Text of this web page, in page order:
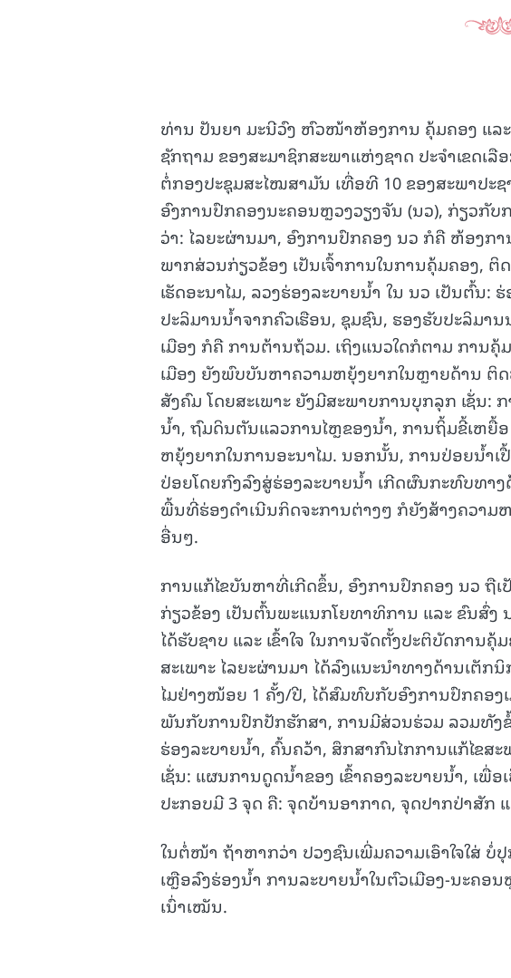
ທ່ານ ປັນຍາ ມະນີວົງ ຫົວໜ້າຫ້ອງການ ຄຸ້ມຄອງ ແລະ
ຊັກຖາມ ຂອງສະມາຊິກສະພາແຫ່ງຊາດ ປະຈຳເຂດເ
ຕໍ່ກອງປະຊຸມສະໄໝສາມັນ ເທື່ອທີ 10 ຂອງສະພາປ
ອົງການປົກຄອງນະຄອນຫຼວງວຽງຈັນ (ນວ), ກ່ຽວກັບ
ວ່າ: ໄລຍະຜ່ານມາ, ອົງການປົກຄອງ ນວ ກໍຄື ຫ້ອງກ
ພາກສ່ວນກ່ຽວຂ້ອງ ເປັນເຈົ້າການໃນການຄຸ້ມຄອງ,
ເຮັດອະນາໄມ, ລວງຮ່ອງລະບາຍນໍ້າ ໃນ ນວ ເປັນຕົ້ນ:
ປະລິມານນໍ້າຈາກຄົວເຮືອນ, ຊຸມຊົນ, ຮອງຮັບປະລິມ
ເມືອງ ກໍຄື ການຕ້ານຖ້ວມ. ເຖິງແນວໃດກໍຕາມ ການ
ເມືອງ ຍັງພົບບັນຫາຄວາມຫຍຸ້ງຍາກໃນຫຼາຍດ້ານ
ສັງຄົມ ໂດຍສະເພາະ ຍັງມີສະພາບການບຸກລຸກ ເຊັ່ນ:
ນໍ້າ, ຖົມດິນຕັນແລວການໄຫຼຂອງນໍ້າ, ການຖິ້ມຂີ້ເຫຍື້ອ
ຫຍຸ້ງຍາກໃນການອະນາໄມ. ນອກນັ້ນ, ການປ່ອຍນໍ້າ
ປ່ອຍໂດຍກົງລົງສູ່ຮ່ອງລະບາຍນໍ້າ ເກີດຜົນກະທົບທາ
ພື້ນທີ່ຮ່ອງດໍາເນີນກິດຈະການຕ່າງໆ ກໍຍັງສ້າງຄວາມ
ອື່ນໆ.
ການແກ້ໄຂບັນຫາທີ່ເກີດຂຶ້ນ, ອົງການປົກຄອງ ນວ ຖື
ກ່ຽວຂ້ອງ ເປັນຕົ້ນພະແນກໂຍທາທິການ ແລະ ຂົນສົ່
ໄດ້ຮັບຊາບ ແລະ ເຂົ້າໃຈ ໃນການຈັດຕັ້ງປະຕິບັດການ
ສະເພາະ ໄລຍະຜ່ານມາ ໄດ້ລົງແນະນໍາທາງດ້ານເຕັກ
ໄມຢ່າງໜ້ອຍ 1 ຄັ້ງ/ປີ, ໄດ້ສົມທົບກັບອົງການປົກຄອງ
ພັນກັບການປົກປັກຮັກສາ, ການມີສ່ວນຮ່ວມ ລວມທັ
ຮ່ອງລະບາຍນໍ້າ, ຄົ້ນຄວ້າ, ສຶກສາກົນໄກການແກ້ໄຂ
ເຊັ່ນ: ແຜນການດູດນໍ້າຂອງ ເຂົ້າຄອງລະບາຍນໍ້າ, ເພື່
ປະກອບມີ 3 ຈຸດ ຄື: ຈຸດບ້ານອາກາດ, ຈຸດປາກປ່າສັກ
ໃນຕໍ່ໜ້າ ຖ້າຫາກວ່າ ປວງຊົນເພີ່ມຄວາມເອົາໃຈໃສ່ ບໍ່
ເຫຼືອລົງຮ່ອງນໍ້າ ການລະບາຍນໍ້າໃນຕົວເມືອງ-ນະຄອ
ເນົ່າເໝັນ.